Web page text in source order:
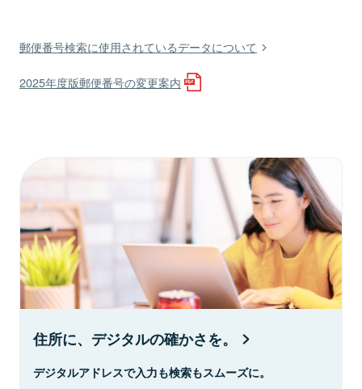
郵便番号検索に使用されているデータについて
2025年度版郵便番号の変更案内
住所に、デジタルの確かさを。
デジタルアドレスで入力も検索もスムーズに。